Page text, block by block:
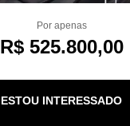
Por apenas
R$ 525.800,00
ESTOU INTERESSADO